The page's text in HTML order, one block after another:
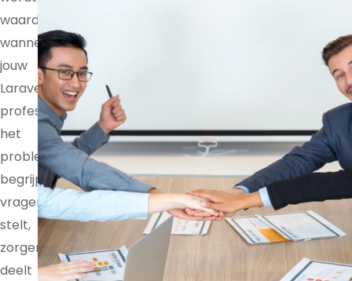
waardevoller
wanneer
jouw
Laravel
professional
het
probleem
begrijpt,
vragen
stelt,
zorgen
deelt